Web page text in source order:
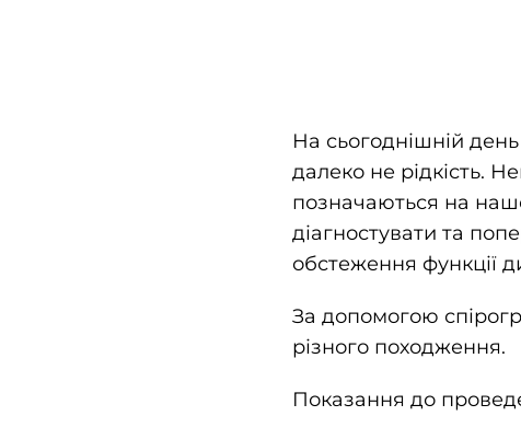
На сьогоднішній день
далеко не рідкість.
позначаються на
діагностувати та
обстеження функції
За допомогою
різного походження.
Показання до